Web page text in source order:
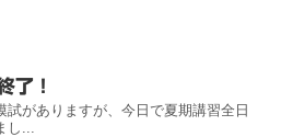
了！
試がありますが、今日で夏期講習全日
し...